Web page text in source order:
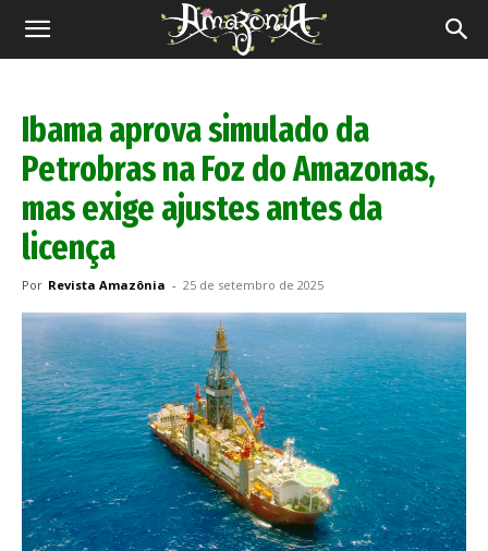
Revista
Ibama aprova simulado da
Petrobras na Foz do Amazonas,
mas exige ajustes antes da
licença
Por Revista Amazônia - 25 de setembro de 2025